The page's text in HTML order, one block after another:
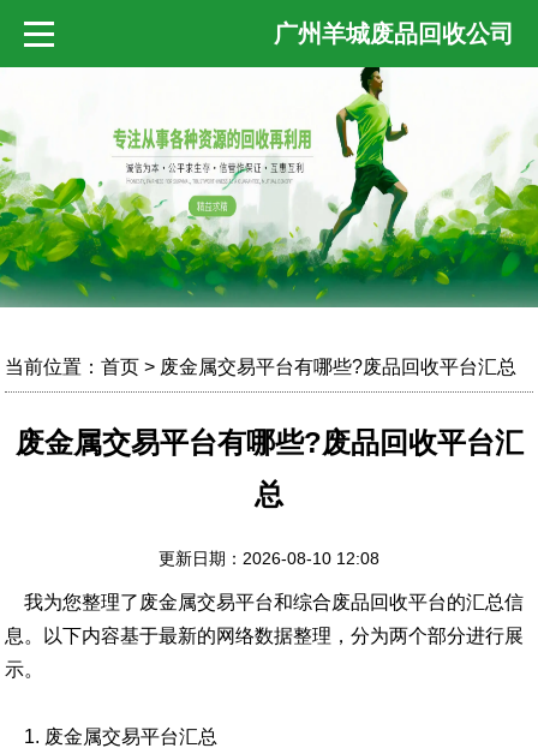
广州羊城废品回收公司
当前位置：首页 > 废金属交易平台有哪些?废品回收平台汇总
废金属交易平台有哪些?废品回收平台汇
总
更新日期：2026-08-10 12:08
我为您整理了废金属交易平台和综合废品回收平台的汇总信
息。以下内容基于最新的网络数据整理，分为两个部分进行展
示。
1. 废金属交易平台汇总